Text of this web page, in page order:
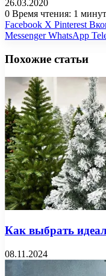
26.03.2020
0 Время чтения: 1
Facebook X Pinterest
Messenger WhatsApp
Похожие статьи
Как выбрать
08.11.2024